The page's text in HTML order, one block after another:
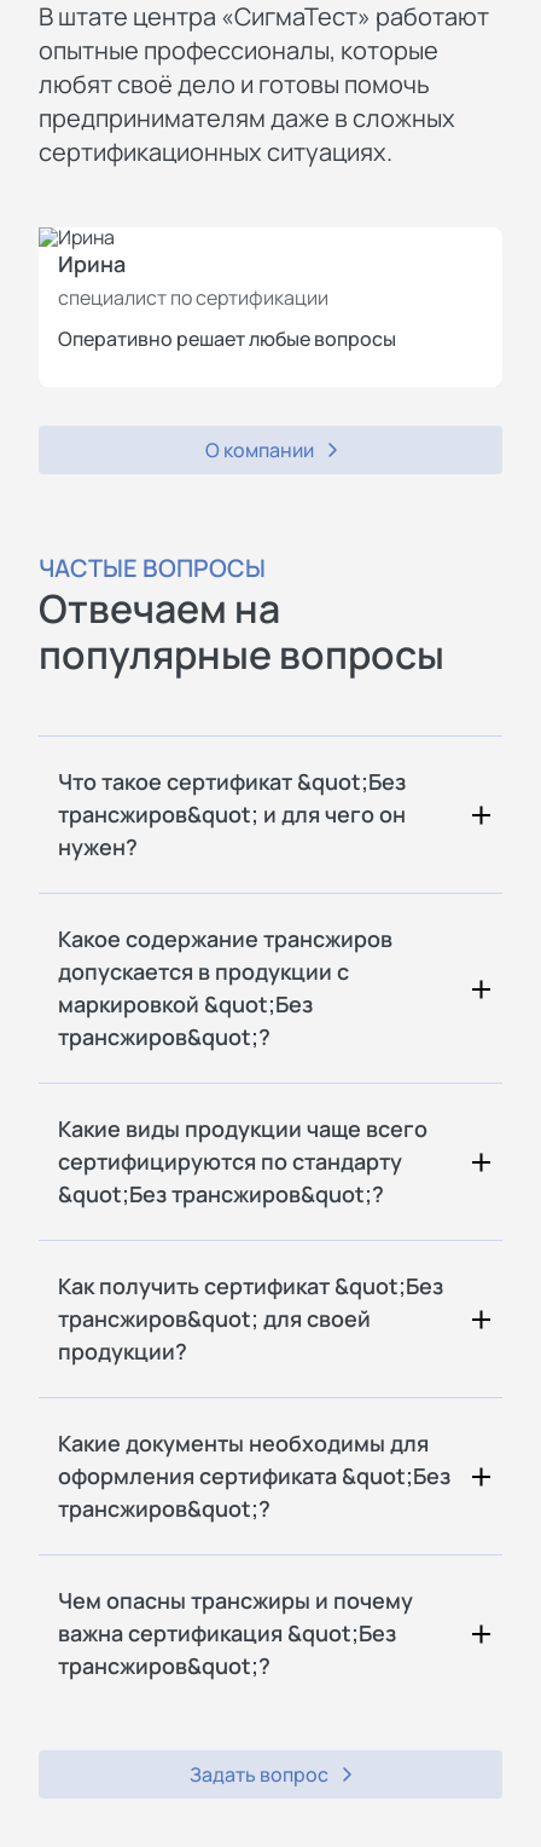
В штате центра «СигмаТест» работают
опытные профессионалы, которые
любят своё дело и готовы помочь
предпринимателям даже в сложных
сертификационных ситуациях.
Ирина
специалист по сертификации
Оперативно решает любые вопросы
О компании
ЧАСТЫЕ ВОПРОСЫ
Отвечаем на
популярные вопросы
Что такое сертификат &quot;Без
трансжиров&quot; и для чего он
нужен?
Какое содержание трансжиров
допускается в продукции с
маркировкой &quot;Без
трансжиров&quot;?
Какие виды продукции чаще всего
сертифицируются по стандарту
&quot;Без трансжиров&quot;?
Как получить сертификат &quot;Без
трансжиров&quot; для своей
продукции?
Какие документы необходимы для
оформления сертификата &quot;Без
трансжиров&quot;?
Чем опасны трансжиры и почему
важна сертификация &quot;Без
трансжиров&quot;?
Задать вопрос